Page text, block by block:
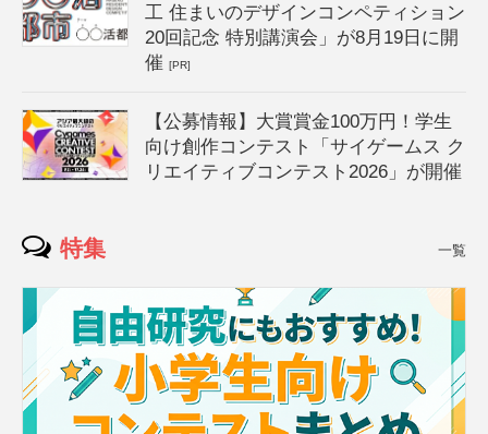
工 住まいのデザインコンペティション
20回記念 特別講演会」が8月19日に開
催[PR]
【公募情報】大賞賞金100万円！学生
向け創作コンテスト「サイゲームス ク
リエイティブコンテスト2026」が開催
特集 一覧